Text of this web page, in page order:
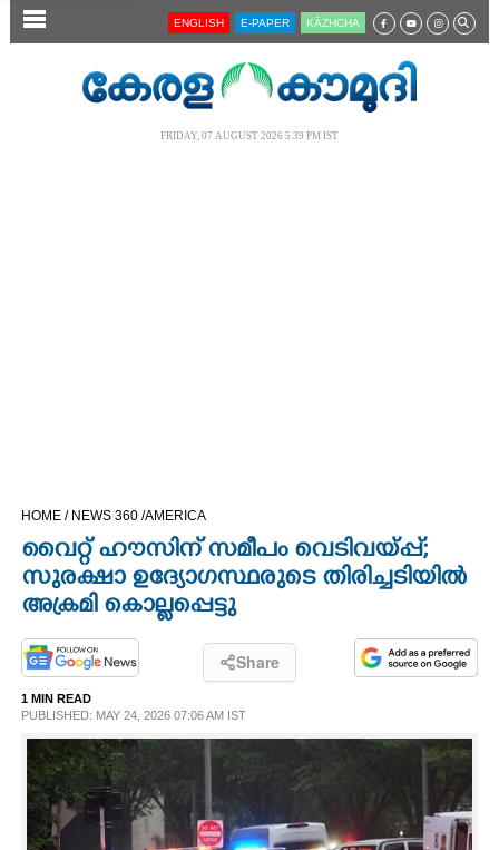
SECTIONS
CINEMA
OPINION
PHOTOS
LIFESTYLE
SPIRITUAL
INFO+
ENGLISH E-PAPER KĀZHCHA
FRIDAY, 07 AUGUST 2026 5.39 PM IST
HOME / NEWS 360 /AMERICA
വൈറ്റ് ഹൗസിന് സമീപം വെടിവയ്പ്പ്;
സുരക്ഷാ ഉദ്യോഗസ്ഥരുടെ തിരിച്ചടിയിൽ
അക്രമി കൊല്ലപ്പെട്ടു
Share
1 MIN READ
PUBLISHED: MAY 24, 2026 07:06 AM IST